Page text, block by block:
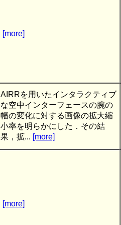
[more]
AIRRを用いたインタラクティブ
な空中インターフェースの腕の
幅の変化に対する画像の拡大縮
小率を明らかにした．その結
果，拡... [more]
[more]